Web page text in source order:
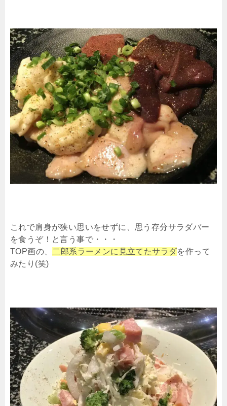
これで肩身が狭い思いをせずに、思う存分サラダバー
を食うぞ！と言う事で・・・
TOP画の、 二郎系ラーメンに見立てたサラダを作って
みたり(笑)